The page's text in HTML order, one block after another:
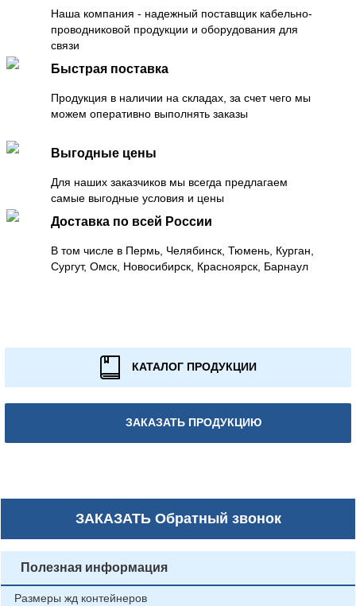
Наша компания - надежный поставщик кабельно-
проводниковой продукции и оборудования для
связи
Быстрая поставка
Продукция в наличии на складах, за счет чего мы
можем оперативно выполнять заказы
Выгодные цены
Для наших заказчиков мы всегда предлагаем
самые выгодные условия и цены
Доставка по всей России
В том числе в Пермь, Челябинск, Тюмень, Курган,
Сургут, Омск, Новосибирск, Красноярск, Барнаул
КАТАЛОГ ПРОДУКЦИИ
ЗАКАЗАТЬ ПРОДУКЦИЮ
ЗАКАЗАТЬОбратный звонок
Полезная информация
Размеры жд контейнеров